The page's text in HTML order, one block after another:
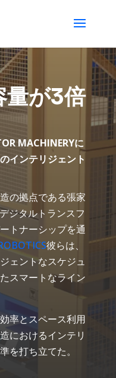
量が3倍
MACHINERYに
インテリジェント
の拠点である張家
ジタルトランスフ
トナーシップを通
彼らは、
ェントなスケジュ
スマートなライン
率とスペース利用
におけるインテリ
を打ち立てた。